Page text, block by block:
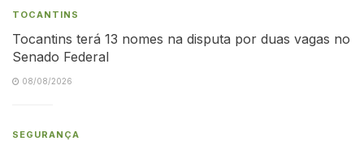
TOCANTINS
Tocantins terá 13 nomes na disputa por duas vagas no
Senado Federal
08/08/2026
SEGURANÇA